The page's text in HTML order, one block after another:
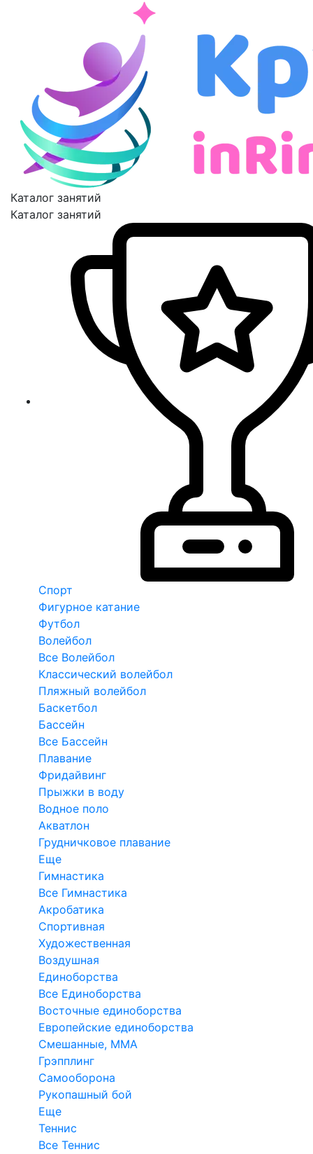
Каталог занятий
Каталог занятий
Спорт
Фигурное катание
Футбол
Волейбол
Все Волейбол
Классический волейбол
Пляжный волейбол
Баскетбол
Бассейн
Все Бассейн
Плавание
Фридайвинг
Прыжки в воду
Водное поло
Акватлон
Грудничковое плавание
Еще
Гимнастика
Все Гимнастика
Акробатика
Спортивная
Художественная
Воздушная
Единоборства
Все Единоборства
Восточные единоборства
Европейские единоборства
Смешанные, ММА
Грэпплинг
Самооборона
Рукопашный бой
Еще
Теннис
Все Теннис